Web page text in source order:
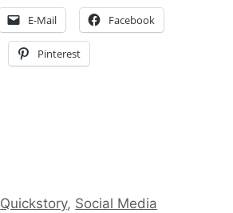
E-Mail Facebook
Pinterest
Quickstory, Social Media